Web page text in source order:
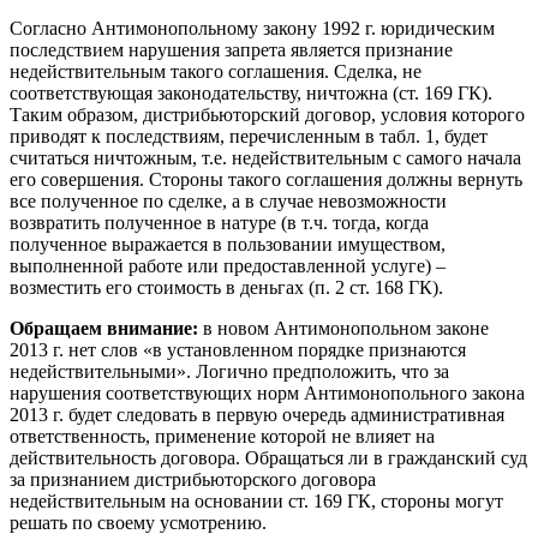
Согласно Антимонопольному закону 1992 г. юридическим
последствием нарушения запрета является признание
недействительным такого соглашения. Сделка, не
соответствующая законодательству, ничтожна (ст. 169 ГК).
Таким образом, дистрибьюторский договор, условия которого
приводят к последствиям, перечисленным в табл. 1, будет
считаться ничтожным, т.е. недействительным с самого начала
его совершения. Стороны такого соглашения должны вернуть
все полученное по сделке, а в случае невозможности
возвратить полученное в натуре (в т.ч. тогда, когда
полученное выражается в пользовании имуществом,
выполненной работе или предоставленной услуге) –
возместить его стоимость в деньгах (п. 2 ст. 168 ГК).
Обращаем внимание: в новом Антимонопольном законе
2013 г. нет слов «в установленном порядке признаются
недействительными». Логично предположить, что за
нарушения соответствующих норм Антимонопольного закона
2013 г. будет следовать в первую очередь административная
ответственность, применение которой не влияет на
действительность договора. Обращаться ли в гражданский суд
за признанием дистрибьюторского договора
недействительным на основании ст. 169 ГК, стороны могут
решать по своему усмотрению.